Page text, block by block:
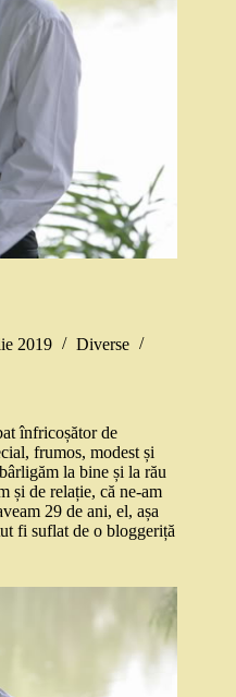
2019
Diverse
înfricoșător de
frumos, modest și
la bine și la rău
și de relație, că ne-am
29 de ani, el, așa
fi suflat de o bloggeriță